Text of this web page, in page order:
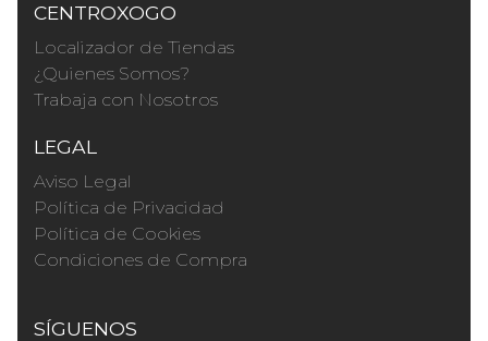
CENTROXOGO
Localizador de Tiendas
¿Quienes Somos?
Trabaja con Nosotros
LEGAL
Aviso Legal
Política de Privacidad
Política de Cookies
Condiciones de Compra
SÍGUENOS